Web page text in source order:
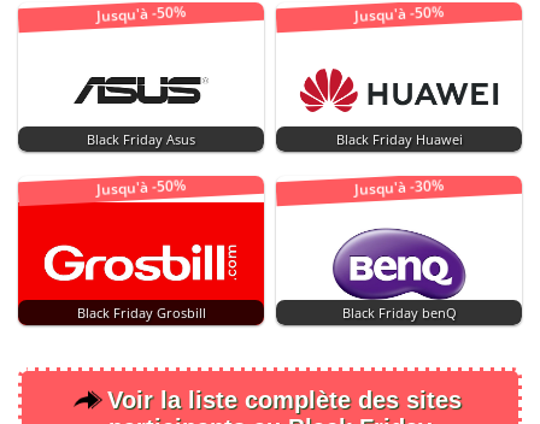
Jusqu'à -50%
Black Friday Asus
Jusqu'à -50%
Black Friday Huawei
Jusqu'à -50%
Black Friday Grosbill
Jusqu'à -30%
Black Friday benQ
Voir la liste complète des sites